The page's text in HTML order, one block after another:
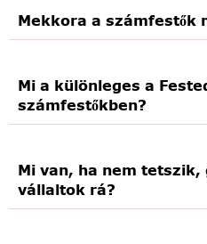
Mekkora a számfestők
Mi a különleges a
számfestőkben?
Mi van, ha nem tetszik,
vállaltok rá?